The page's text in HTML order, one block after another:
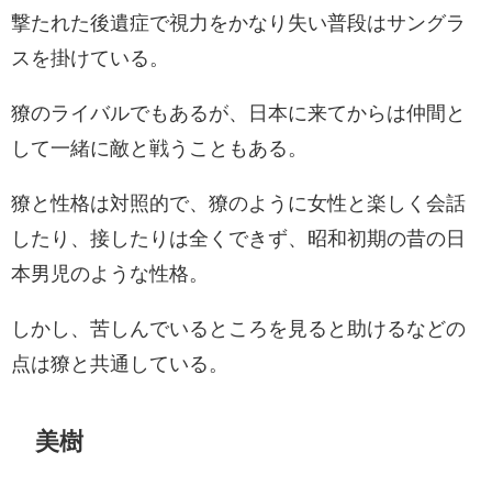
撃たれた後遺症で視力をかなり失い普段はサングラ
スを掛けている。
獠のライバルでもあるが、日本に来てからは仲間と
して一緒に敵と戦うこともある。
獠と性格は対照的で、獠のように女性と楽しく会話
したり、接したりは全くできず、昭和初期の昔の日
本男児のような性格。
しかし、苦しんでいるところを見ると助けるなどの
点は獠と共通している。
美樹